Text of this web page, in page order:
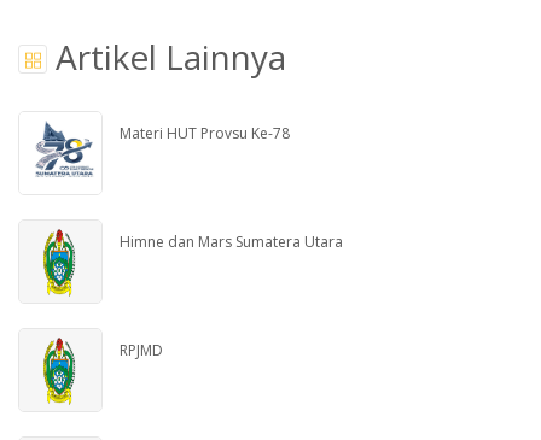
Artikel Lainnya
Materi HUT Provsu Ke-78
Himne dan Mars Sumatera Utara
RPJMD